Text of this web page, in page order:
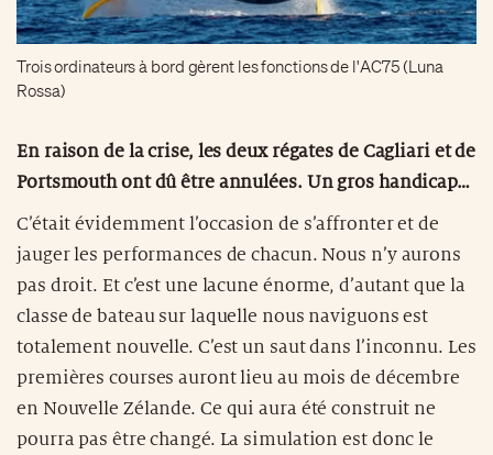
Trois ordinateurs à bord gèrent les fonctions de l'AC75 (Luna
Rossa)
En raison de la crise, les deux régates de Cagliari et de
Portsmouth ont dû être annulées. Un gros handicap…
C’était évidemment l’occasion de s’affronter et de
jauger les performances de chacun. Nous n’y aurons
pas droit. Et c’est une lacune énorme, d’autant que la
classe de bateau sur laquelle nous naviguons est
totalement nouvelle. C’est un saut dans l’inconnu. Les
premières courses auront lieu au mois de décembre
en Nouvelle Zélande. Ce qui aura été construit ne
pourra pas être changé. La simulation est donc le